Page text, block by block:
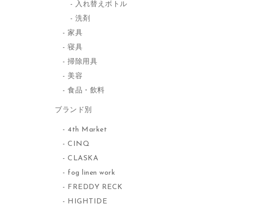
入れ替えボトル
洗剤
家具
寝具
掃除用具
美容
食品・飲料
ブランド別
4th Market
CINQ
CLASKA
fog linen work
FREDDY RECK
HIGHTIDE